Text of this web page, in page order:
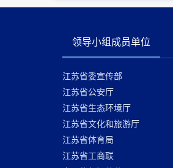
领导小组成员单位
江苏省委宣传部
江苏省公安厅
江苏省生态环境厅
江苏省文化和旅游厅
江苏省体育局
江苏省工商联